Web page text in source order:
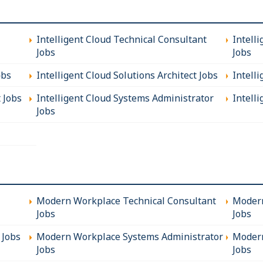
processus
* Capacité
*
Les plus
-Rédiger
-
de tests
-Être force
cohérence
Profil
Intelligent Cloud Technical Consultant
Jobs
Jobs
Intelligent Cloud Solutions Architect Jobs
Intelligent Cloud Systems Administrator
Jobs
Modern Workplace Technical Consultant
Jobs
Jobs
Modern Workplace Systems Administrator
Jobs
Jobs